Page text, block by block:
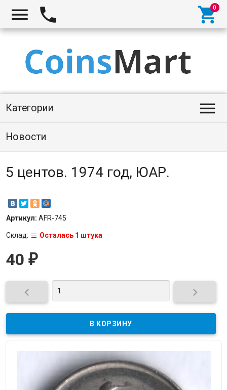
  
Категории 
Новости
5 центов. 1974 год, ЮАР.
Артикул: AFR-745
Склад: Осталась 1 штука
40 ₽
 